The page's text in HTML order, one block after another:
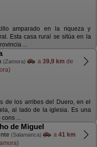
amparado en la riqueza y
Esta casa rural se sitúa en la
...
(Zamora) a 39,9 km de
de los arribes del Duero, en el
al lado de la iglesia. Es una
...
de Miguel
(Salamanca) a 41 km